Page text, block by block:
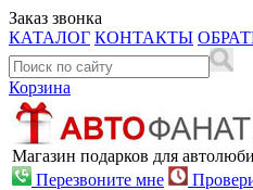
Заказ звонка
КАТАЛОГ КОНТАКТЫ
Корзина
Магазин подарков для
Перезвоните мне